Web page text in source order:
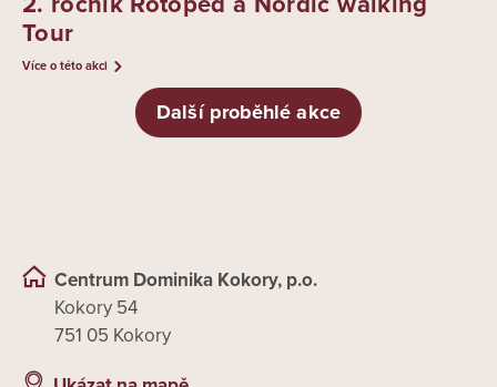
Tour
Více o této akci
Další proběhlé akce
Centrum Dominika Kokory, p.o.
Kokory 54
751 05 Kokory